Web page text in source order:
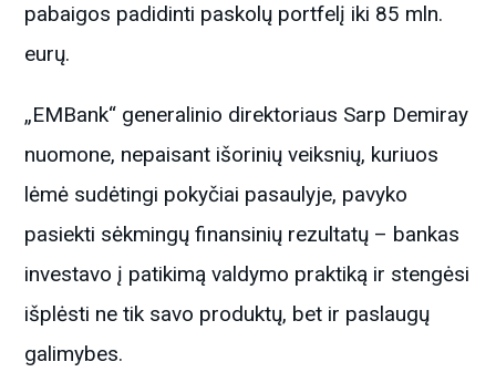
pabaigos padidinti paskolų portfelį iki 85 mln.
eurų.
„EMBank“ generalinio direktoriaus Sarp Demiray
nuomone, nepaisant išorinių veiksnių, kuriuos
lėmė sudėtingi pokyčiai pasaulyje, pavyko
pasiekti sėkmingų finansinių rezultatų – bankas
investavo į patikimą valdymo praktiką ir stengėsi
išplėsti ne tik savo produktų, bet ir paslaugų
galimybes.